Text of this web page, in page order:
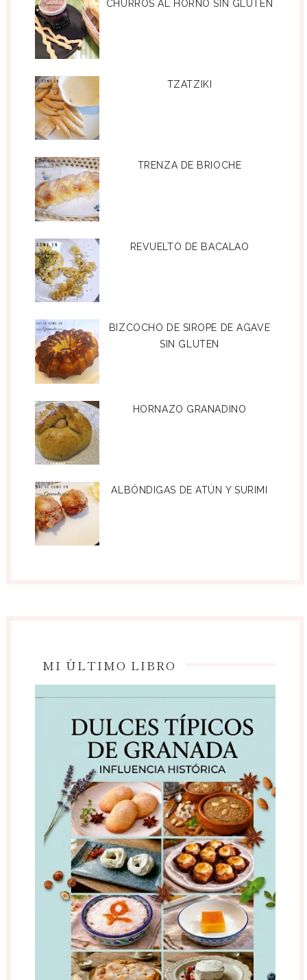
CHURROS AL HORNO SIN GLUTEN
TZATZIKI
TRENZA DE BRIOCHE
REVUELTO DE BACALAO
BIZCOCHO DE SIROPE DE AGAVE
SIN GLUTEN
HORNAZO GRANADINO
ALBÓNDIGAS DE ATÚN Y SURIMI
MI ÚLTIMO LIBRO